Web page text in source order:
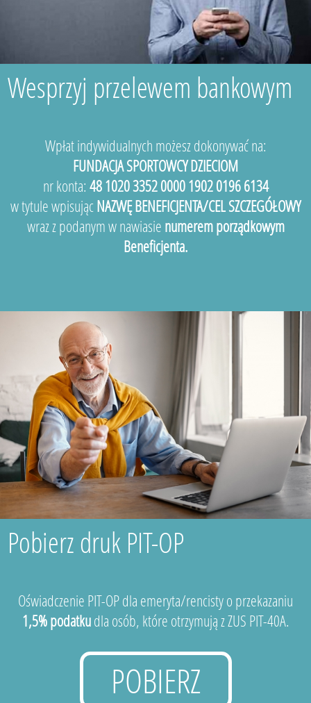
Wesprzyj przelewem bankowym
Wpłat indywidualnych możesz dokonywać na:
FUNDACJA SPORTOWCY DZIECIOM
nr konta: 48 1020 3352 0000 1902 0196 6134
w tytule wpisującNAZWĘ BENEFICJENTA/CEL SZCZEGÓŁOWY
wraz z podanym w nawiasie numerem porządkowym
Beneficjenta.
Pobierz druk PIT-OP
Oświadczenie PIT-OP dla emeryta/rencisty o przekazaniu
1,5% podatkudla osób, które otrzymują z ZUS PIT-40A.
POBIERZ